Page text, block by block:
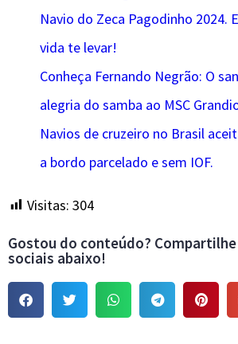
Navio do Zeca Pagodinho 2024.
vida te levar!
Conheça Fernando Negrão: O
alegria do samba ao MSC
Navios de cruzeiro no Brasil
a bordo parcelado e sem IOF.
Visitas: 304
Gostou do conteúdo?
sociais abaixo!